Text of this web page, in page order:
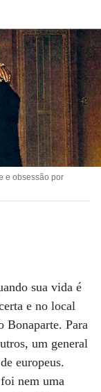
e obsessão por
sua vida é
e no local
Bonaparte. Para
um general
europeus.
nem uma